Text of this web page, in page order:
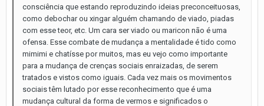
consciência que estando reproduzindo ideias preconceituosas,
como debochar ou xingar alguém chamando de viado, piadas
com esse teor, etc. Um cara ser viado ou maricon não é uma
ofensa. Esse combate de mudança a mentalidade é tido como
mimimi e chatísse por muitos, mas eu vejo como importante
para a mudança de crenças sociais enraizadas, de serem
tratados e vistos como iguais. Cada vez mais os movimentos
sociais têm lutado por esse reconhecimento que é uma
mudança cultural da forma de vermos e significados o